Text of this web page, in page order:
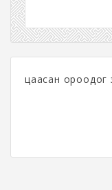
цаасан ороодог